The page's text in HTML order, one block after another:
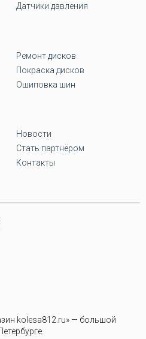
Датчики давления
Ремонт дисков
Покраска дисков
Ошиповка шин
Новости
Стать партнёром
Контакты
kolesa812.ru» — большой